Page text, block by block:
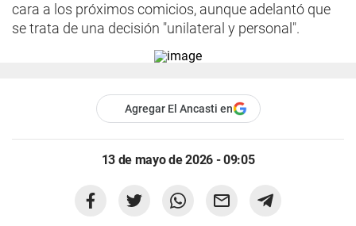
cara a los próximos comicios, aunque adelantó que
se trata de una decisión "unilateral y personal".
Agregar El Ancasti en
13 de mayo de 2026 - 09:05